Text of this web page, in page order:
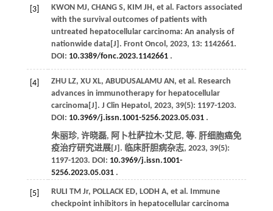
[3] KWON MJ, CHANG S, KIM JH, et al. Factors associated
with the survival outcomes of patients with
untreated hepatocellular carcinoma: An analysis of
nationwide data[J]. Front Oncol, 2023, 13: 1142661.
DOI: 10.3389/fonc.2023.1142661.
[4] ZHU LZ, XU XL, ABUDUSALAMU AN, et al. Research
advances in immunotherapy for hepatocellular
carcinoma[J]. J Clin Hepatol, 2023, 39(5): 1197-1203.
DOI: 10.3969/j.issn.1001-5256.2023.05.031.
朱丽珍, 许晓磊, 阿卜杜萨拉木·艾尼, 等. 肝细胞癌免
疫治疗研究进展[J]. 临床肝胆病杂志, 2023, 39(5):
1197-1203. DOI: 10.3969/j.issn.1001-
5256.2023.05.031.
[5] RULI TMJr, POLLACK ED, LODH A, et al. Immune
checkpoint inhibitors in hepatocellular carcinoma